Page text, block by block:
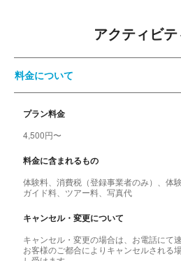
アクティビ
料金について
プラン料金
4,500円〜
料金に含まれるもの
体験料、消費税（登録事業者のみ）、体
ガイド料、ツアー料、写真代
キャンセル・変更について
キャンセル・変更の場合は、お電話にて
お客様のご都合によりキャンセルされる